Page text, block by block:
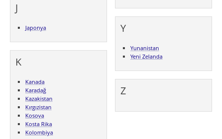
J
Japonya
K
Kanada
Karadağ
Kazakistan
Kırgızistan
Kosova
Kosta Rika
Kolombiya
Y
Yunanistan
Yeni Zelanda
Z